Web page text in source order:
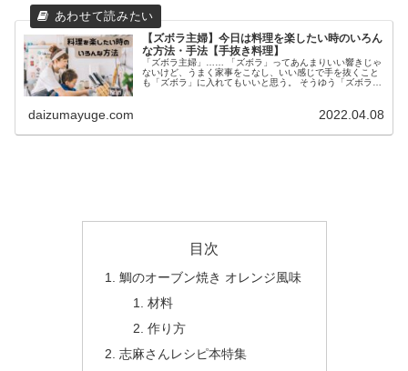
【ズボラ主婦】今日は料理を楽したい時のいろん
な方法・手法【手抜き料理】
「ズボラ主婦」…… 「ズボラ」ってあんまりいい響きじゃ
ないけど、うまく家事をこなし、いい感じで手を抜くこと
も「ズボラ」に入れてもいいと思う。 そうゆう「ズボラ主
daizumayuge.com 2022.04.08
目次
鯛のオーブン焼き オレンジ風味
材料
作り方
志麻さんレシピ本特集